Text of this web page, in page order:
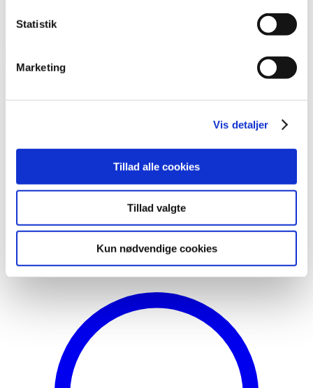
Statistik
Marketing
Vis detaljer
Tillad alle cookies
Tillad valgte
Kun nødvendige cookies